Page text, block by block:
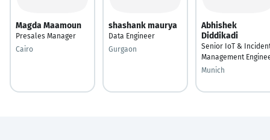
Magda Maamoun
Presales Manager
Cairo
shashank maurya
Data Engineer
Gurgaon
Abhishek
Diddikadi
Senior IoT &
Management
Munich